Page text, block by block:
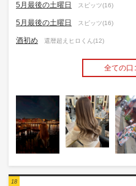
5月最後の土曜日 スピッツ(16)
5月最後の土曜日 スピッツ(16)
酒初め 還暦超えヒロくん(12)
全ての口
18